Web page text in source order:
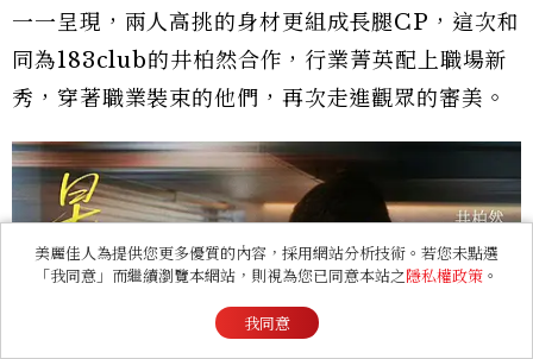
一一呈現，兩人高挑的身材更組成長腿CP，這次和
同為183club的井柏然合作，行業菁英配上職場新
秀，穿著職業裝束的他們，再次走進觀眾的審美。
美麗佳人為提供您更多優質的內容，採用網站分析技術。若您未點選
「我同意」而繼續瀏覽本網站，則視為您已同意本站之隱私權政策 。
我同意